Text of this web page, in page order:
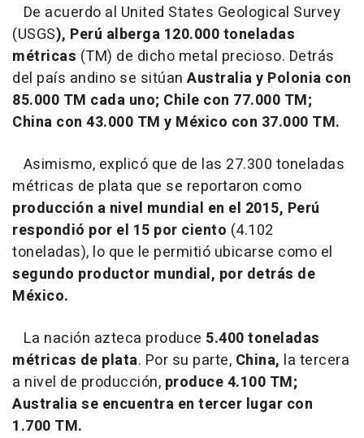
De acuerdo al United States Geological Survey
(USGS), Perú alberga 120.000 toneladas
métricas (TM) de dicho metal precioso. Detrás
del país andino se sitúan Australia y Polonia con
85.000 TM cada uno; Chile con 77.000 TM;
China con 43.000 TM y México con 37.000 TM.
Asimismo, explicó que de las 27.300 toneladas
métricas de plata que se reportaron como
producción a nivel mundial en el 2015, Perú
respondió por el 15 por ciento (4.102
toneladas), lo que le permitió ubicarse como el
segundo productor mundial, por detrás de
México.
La nación azteca produce 5.400 toneladas
métricas de plata. Por su parte, China, la tercera
a nivel de producción, produce 4.100 TM;
Australia se encuentra en tercer lugar con
1.700 TM.